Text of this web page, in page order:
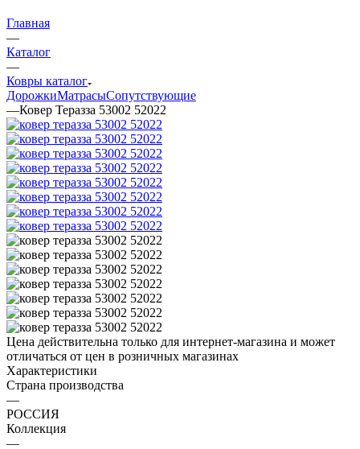
Главная
—
Каталог
—
Ковры каталог
ДорожкиМатрасыСопутствующие
—Ковер Теразза 53002 52022
Цена действительна только для интернет-магазина и может
отличаться от цен в розничных магазинах
Характеристики
Страна производства
—
РОССИЯ
Коллекция
—